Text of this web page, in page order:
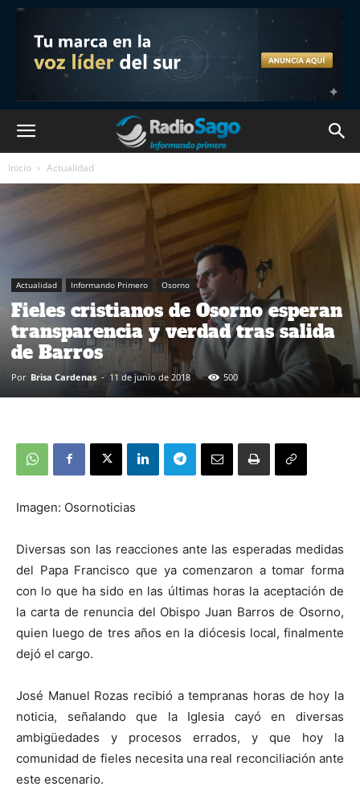
Inicio Actualidad
Actualidad Informando Primero Osorno
Fieles cristianos de Osorno esperan
transparencia y verdad tras salida
de Barros
Por Brisa Cardenas - 11 de junio de 2018 500
Imagen: Osornoticias
Diversas son las reacciones ante las esperadas medidas
del Papa Francisco que ya comenzaron a tomar forma
con lo que ha sido en las últimas horas la aceptación de
la carta de renuncia del Obispo Juan Barros de Osorno,
quien luego de tres años en la diócesis local, finalmente
dejó el cargo.
José Manuel Rozas recibió a tempranas horas de hoy la
noticia, señalando que la Iglesia cayó en diversas
ambigüedades y procesos errados, y que hoy la
comunidad de fieles necesita una real reconciliación ante
este escenario.